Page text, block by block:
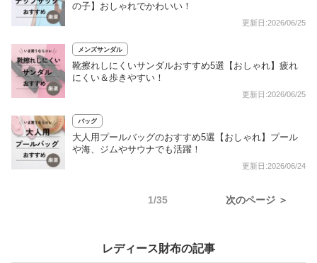
の子】おしゃれでかわいい！
更新日:2026/06/25
メンズサンダル
靴擦れしにくいサンダルおすすめ5選【おしゃれ】疲れ
にくい＆歩きやすい！
更新日:2026/06/25
バッグ
大人用プールバッグのおすすめ5選【おしゃれ】プール
や海、ジムやサウナでも活躍！
更新日:2026/06/24
1/35 次のページ ＞
レディース財布の記事